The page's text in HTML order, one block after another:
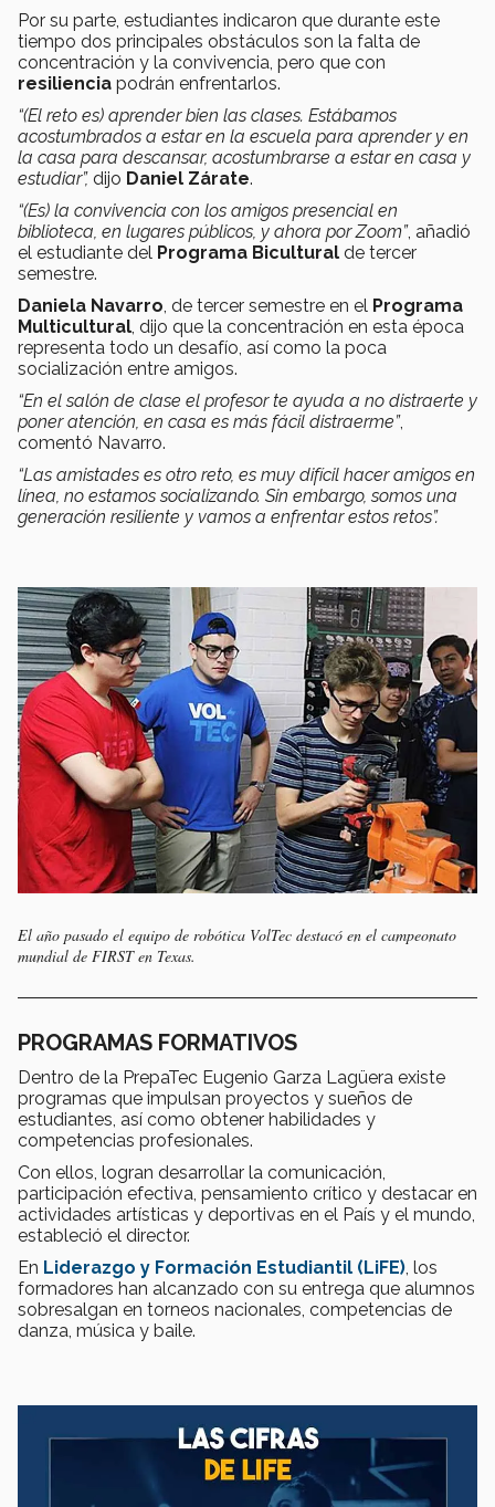
Por su parte, estudiantes indicaron que durante este
tiempo dos principales obstáculos son la falta de
concentración y la convivencia, pero que con
resiliencia podrán enfrentarlos.
“(El reto es) aprender bien las clases. Estábamos
acostumbrados a estar en la escuela para aprender y en
la casa para descansar, acostumbrarse a estar en casa y
estudiar”, dijo Daniel Zárate.
“(Es) la convivencia con los amigos presencial en
biblioteca, en lugares públicos, y ahora por Zoom”, añadió
el estudiante del Programa Bicultural de tercer
semestre.
Daniela Navarro , de tercer semestre en el Programa
Multicultural , dijo que la concentración en esta época
representa todo un desafío, así como la poca
socialización entre amigos.
“En el salón de clase el profesor te ayuda a no distraerte y
poner atención, en casa es más fácil distraerme”,
comentó Navarro.
“Las amistades es otro reto, es muy difícil hacer amigos en
línea, no estamos socializando. Sin embargo, somos una
generación resiliente y vamos a enfrentar estos retos”.
El año pasado el equipo de robótica VolTec destacó en el campeonato
mundial de FIRST en Texas.
PROGRAMAS FORMATIVOS
Dentro de la PrepaTec Eugenio Garza Lagüera existe
programas que impulsan proyectos y sueños de
estudiantes, así como obtener habilidades y
competencias profesionales.
Con ellos, logran desarrollar la comunicación,
participación efectiva, pensamiento crítico y destacar en
actividades artísticas y deportivas en el País y el mundo,
estableció el director.
En Liderazgo y Formación Estudiantil (LiFE), los
formadores han alcanzado con su entrega que alumnos
sobresalgan en torneos nacionales, competencias de
danza, música y baile.